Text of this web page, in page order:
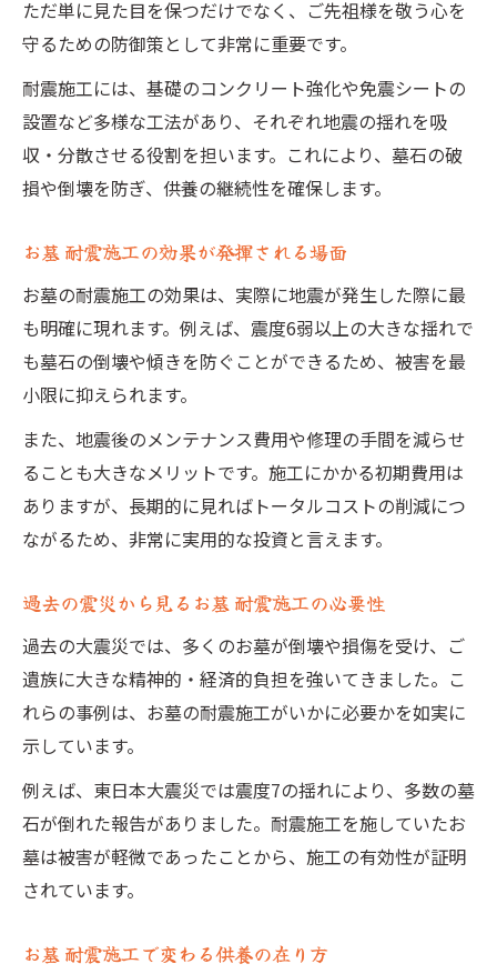
お墓 耐震施工で得られる基礎の強化効果
耐震工事のデメリットと現実的な注意点
お墓 耐震施工のデメリットと現実的対応策
お墓 耐震施工は地震の揺れに弱い面もある
お墓 耐震施工の費用負担と実感の難しさ
耐震構造で起こるお墓のダメージリスク
お墓 耐震施工で注意すべきメンテナンス
お墓を守る耐震施工の選び方と比較
お墓 耐震施工の選び方と比較ポイント
墓石 耐震施工 費用を踏まえた選択基準
お墓の耐震施工は工法の違いで比較可能
お墓 耐震施工の実例から学ぶ選び方
費用と効果で考えるお墓 耐震施工の選択
ただ単に見た目を保つだけでなく、ご先祖様を敬う心を
守るための防御策として非常に重要です。
耐震施工には、基礎のコンクリート強化や免震シートの
設置など多様な工法があり、それぞれ地震の揺れを吸
収・分散させる役割を担います。これにより、墓石の破
損や倒壊を防ぎ、供養の継続性を確保します。
お墓 耐震施工の効果が発揮される場面
お墓の耐震施工の効果は、実際に地震が発生した際に最
も明確に現れます。例えば、震度6弱以上の大きな揺れで
も墓石の倒壊や傾きを防ぐことができるため、被害を最
小限に抑えられます。
また、地震後のメンテナンス費用や修理の手間を減らせ
ることも大きなメリットです。施工にかかる初期費用は
ありますが、長期的に見ればトータルコストの削減につ
ながるため、非常に実用的な投資と言えます。
過去の震災から見るお墓 耐震施工の必要性
過去の大震災では、多くのお墓が倒壊や損傷を受け、ご
遺族に大きな精神的・経済的負担を強いてきました。こ
れらの事例は、お墓の耐震施工がいかに必要かを如実に
示しています。
例えば、東日本大震災では震度7の揺れにより、多数の墓
石が倒れた報告がありました。耐震施工を施していたお
墓は被害が軽微であったことから、施工の有効性が証明
されています。
お墓 耐震施工で変わる供養の在り方